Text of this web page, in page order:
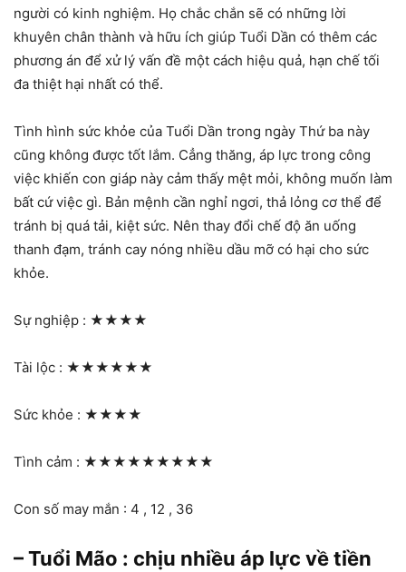
người có kinh nghiệm. Họ chắc chắn sẽ có những lời
khuyên chân thành và hữu ích giúp Tuổi Dần có thêm các
phương án để xử lý vấn đề một cách hiệu quả, hạn chế tối
đa thiệt hại nhất có thể.
Tình hình sức khỏe của Tuổi Dần trong ngày Thứ ba này
cũng không được tốt lắm. Cẳng thăng, áp lực trong công
việc khiến con giáp này cảm thấy mệt mỏi, không muốn làm
bất cứ việc gì. Bản mệnh cần nghỉ ngơi, thả lỏng cơ thể để
tránh bị quá tải, kiệt sức. Nên thay đổi chế độ ăn uống
thanh đạm, tránh cay nóng nhiều dầu mỡ có hại cho sức
khỏe.
Sự nghiệp : ★★★★
Tài lộc : ★★★★★★
Sức khỏe : ★★★★
Tình cảm : ★★★★★★★★★
Con số may mắn : 4 , 12 , 36
– Tuổi Mão : chịu nhiều áp lực về tiền